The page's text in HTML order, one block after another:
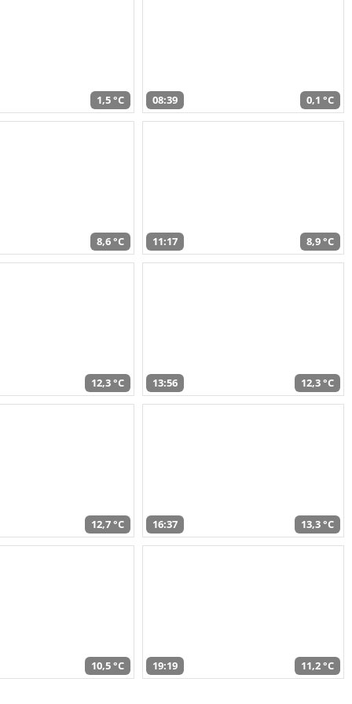
1,5 °C 08:39 0,1 °C
8,6 °C 11:17 8,9 °C
12,3 °C 13:56 12,3 °C
12,7 °C 16:37 13,3 °C
10,5 °C 19:19 11,2 °C